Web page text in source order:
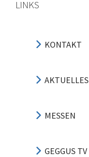
LINKS
KONTAKT
AKTUELLES
MESSEN
GEGGUS TV